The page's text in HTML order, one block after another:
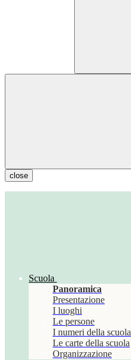
close
Scuola
Panoramica
Presentazione
I luoghi
Le persone
I numeri della scuola
Le carte della scuola
Organizzazione